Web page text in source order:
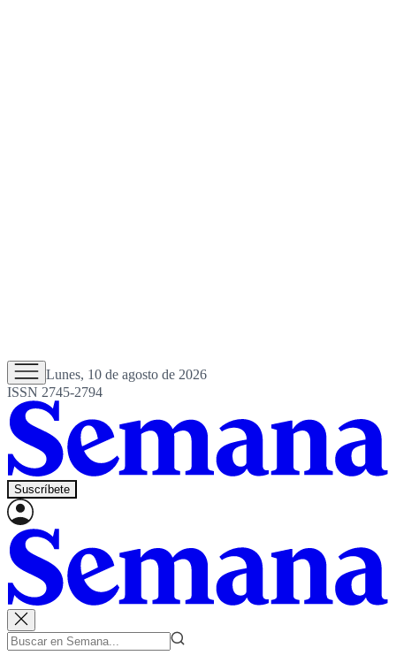
Lunes, 10 de agosto de 2026
ISSN 2745-2794
Suscríbete